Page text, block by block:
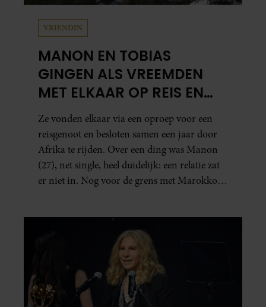
VRIENDIN
MANON EN TOBIAS
GINGEN ALS VREEMDEN
MET ELKAAR OP REIS EN
ZIJN NU EEN STEL: ‘IK ZEI
NOG: DIT WORDT NIETS!’
Ze vonden elkaar via een oproep voor een
reisgenoot en besloten samen een jaar door
Afrika te rijden. Over een ding was Manon
(27), net single, heel duidelijk: een relatie zat
er niet in. Nog voor de grens met Marokko
drie jaar. “Ik had zo stellig gezegd: dit wordt